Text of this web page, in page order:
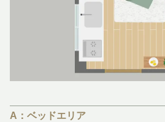
A：ベッドエリア